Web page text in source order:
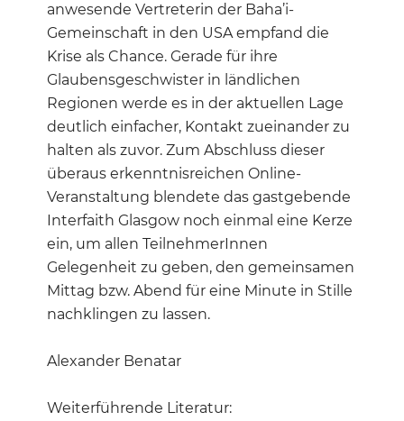
anwesende Vertreterin der Baha’i-
Gemeinschaft in den USA empfand die
Krise als Chance. Gerade für ihre
Glaubensgeschwister in ländlichen
Regionen werde es in der aktuellen Lage
deutlich einfacher, Kontakt zueinander zu
halten als zuvor. Zum Abschluss dieser
überaus erkenntnisreichen Online-
Veranstaltung blendete das gastgebende
Interfaith Glasgow noch einmal eine Kerze
ein, um allen TeilnehmerInnen
Gelegenheit zu geben, den gemeinsamen
Mittag bzw. Abend für eine Minute in Stille
nachklingen zu lassen.
Alexander Benatar
Weiterführende Literatur: